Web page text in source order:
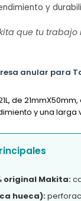
y
que tu trabajo
anular para
de
y una larga
original Makita:
hueca):